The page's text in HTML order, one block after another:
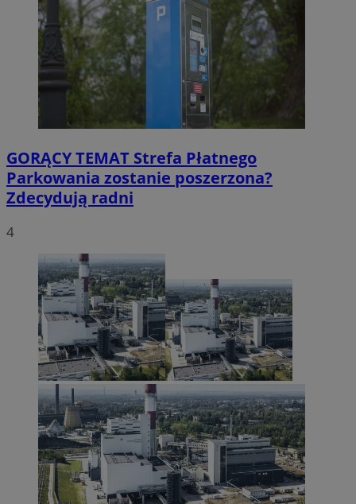
GORĄCY TEMAT Strefa Płatnego
Parkowania zostanie poszerzona?
Zdecydują radni
4